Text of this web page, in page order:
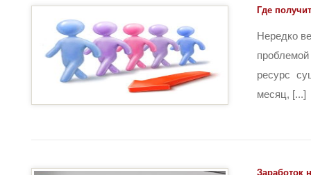
Где
Нередко
ресурс
месяц, [...]
Заработок